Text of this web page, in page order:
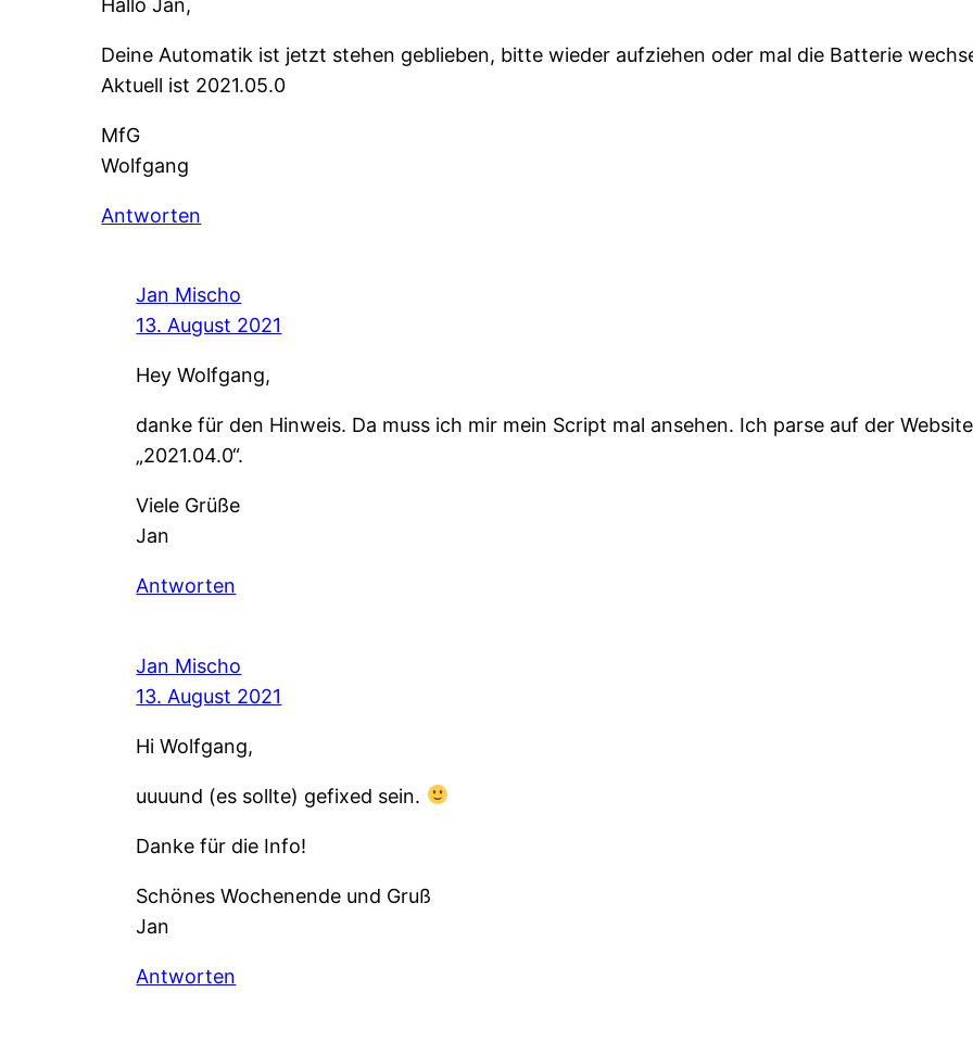
Hallo Jan,
Deine Automatik ist jetzt stehen geblieben, bitte wieder aufziehen oder mal die Batterie
Aktuell ist 2021.05.0
MfG
Wolfgang
Antworten
Jan Mischo
13. August 2021
Hey Wolfgang,
danke für den Hinweis. Da muss ich mir mein Script mal ansehen. Ich parse auf der
„2021.04.0“.
Viele Grüße
Jan
Antworten
Jan Mischo
13. August 2021
Hi Wolfgang,
uuuund (es sollte) gefixed sein.
Danke für die Info!
Schönes Wochenende und Gruß
Jan
Antworten